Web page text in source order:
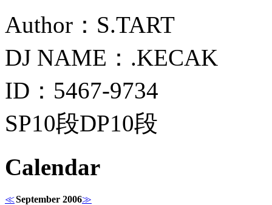
Author：S.TART
DJ NAME：.KECAK
ID：5467-9734
SP10段DP10段
Calendar
≪September 2006≫